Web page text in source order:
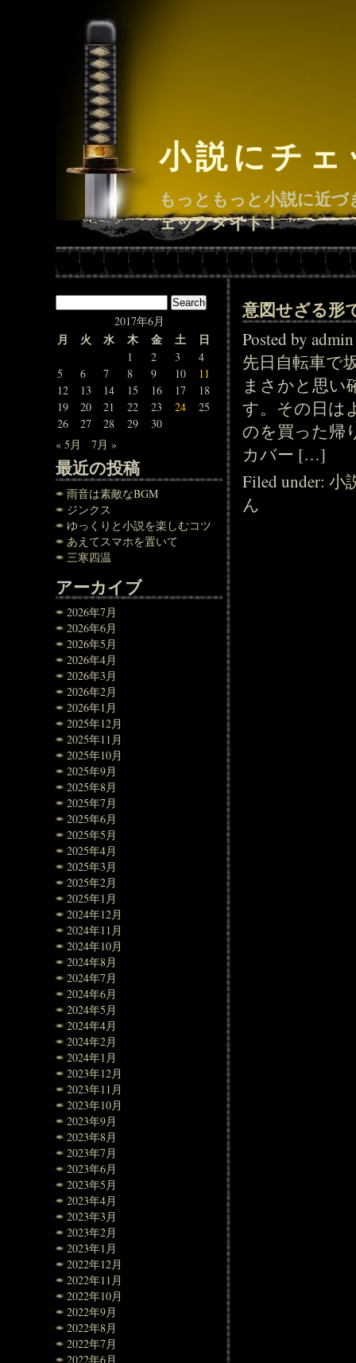
小説にチ
もっともっと小説に近
ェックメイト！
2017年6月
月 火 水 木 金 土 日
1 2 3
4
5
6 7 8 9 10
11
12
13 14 15 16 17
18
19
20 21 22 23 24
25
26
27 28 29
30
« 5月
7月 »
最近の投稿
雨音は素敵なBGM
ジンクス
ゆっくりと小説を楽しむコツ
あえてスマホを置いて
三寒四温
アーカイブ
2026年7月
2026年6月
2026年5月
2026年4月
2026年3月
2026年2月
2026年1月
2025年12月
2025年11月
2025年10月
2025年9月
2025年8月
2025年7月
2025年6月
2025年5月
2025年4月
2025年3月
2025年2月
2025年1月
2024年12月
2024年11月
2024年10月
2024年8月
2024年7月
2024年6月
2024年5月
2024年4月
2024年2月
2024年1月
2023年12月
2023年11月
2023年10月
2023年9月
2023年8月
2023年7月
2023年6月
2023年5月
2023年4月
2023年3月
2023年2月
2023年1月
2022年12月
2022年11月
2022年10月
2022年9月
2022年8月
2022年7月
2022年6月
意図せざる形
Posted by
先日自転車で
まさかと思い
す。その日は
のを買った帰
カバー […]
Filed under:小
ん